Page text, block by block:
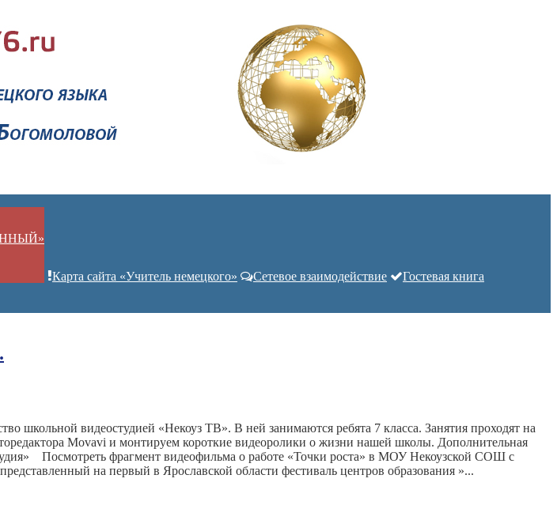
Карта сайта «Учитель немецкого» Сетевое взаимодействие Гостевая книга
школьной видеостудией «Некоуз ТВ». В ней занимаются ребята 7 класса. Занятия проходят на
Movavi и монтируем короткие видеоролики о жизни нашей школы. Дополнительная
Посмотреть фрагмент видеофильма о работе «Точки роста» в МОУ Некоузской СОШ с
на первый в Ярославской области фестиваль центров образования »...